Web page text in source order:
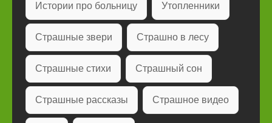
Истории про больницу Утопленники
Страшные звери Страшно в лесу
Страшные стихи Страшный сон
Страшные рассказы Страшное видео